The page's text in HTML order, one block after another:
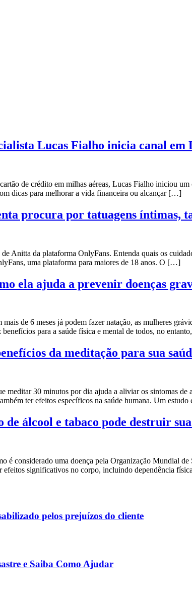
Lucas Fialho inicia canal em
de crédito em milhas aéreas, Lucas Fialho iniciou
dicas para melhorar a vida financeira ou alcançar […]
procura por tatuagens
Anitta da plataforma OnlyFans. Entenda quais os
uma plataforma para maiores de 18 anos. O […]
ela ajuda a prevenir doenças
de 6 meses já podem fazer natação, as mulheres
para a saúde física e mental de todos, no
da meditação para sua
30 minutos por dia ajuda a aliviar os sintomas
ter efeitos específicos na saúde humana. Um
álcool e tabaco pode destruir
é considerado uma doença pela Organização Mundial
efeitos significativos no corpo, incluindo dependência
pelos prejuízos do cliente
e Saiba Como Ajudar